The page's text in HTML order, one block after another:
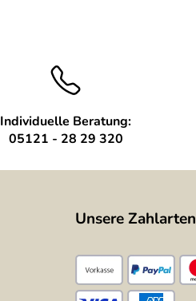
Individuelle Beratung:
05121 - 28 29 320
Unsere Zahlarten